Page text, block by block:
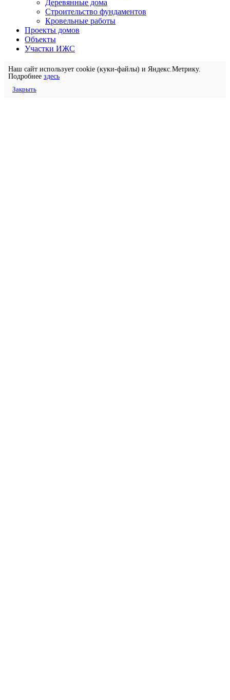
Деревянные дома
Строительство фундаментов
Кровельные работы
Проекты домов
Объекты
Участки ИЖС
Наш сайт использует cookie (куки-файлы) и Яндекс.Метрику.
Подробнее здесь
Закрыть